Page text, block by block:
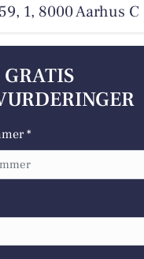
1, 8000 Aarhus C
GRATIS
*